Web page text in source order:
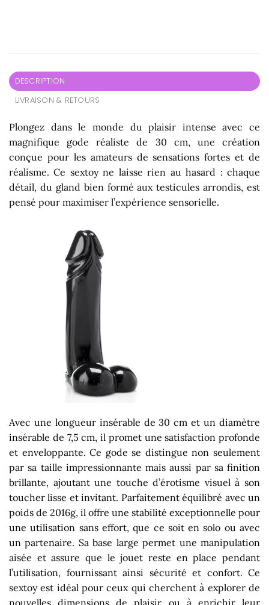
DESCRIPTION
LIVRAISON & RETOURS
Plongez dans le monde du plaisir intense avec ce
magnifique gode réaliste de 30 cm, une création
conçue pour les amateurs de sensations fortes et de
réalisme. Ce sextoy ne laisse rien au hasard : chaque
détail, du gland bien formé aux testicules arrondis, est
pensé pour maximiser l’expérience sensorielle.
Avec une longueur insérable de 30 cm et un diamètre
insérable de 7,5 cm, il promet une satisfaction profonde
et enveloppante. Ce gode se distingue non seulement
par sa taille impressionnante mais aussi par sa finition
brillante, ajoutant une touche d’érotisme visuel à son
toucher lisse et invitant. Parfaitement équilibré avec un
poids de 2016g, il offre une stabilité exceptionnelle pour
une utilisation sans effort, que ce soit en solo ou avec
un partenaire. Sa base large permet une manipulation
aisée et assure que le jouet reste en place pendant
l’utilisation, fournissant ainsi sécurité et confort. Ce
sextoy est idéal pour ceux qui cherchent à explorer de